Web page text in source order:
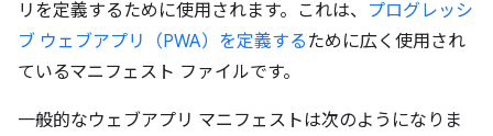
リを定義するために使用されます。これは、 プログレッシ
ブ ウェブアプリ（PWA）を定義する ために広く使用され
ているマニフェスト ファイルです。
一般的なウェブアプリ マニフェストは次のようになりま